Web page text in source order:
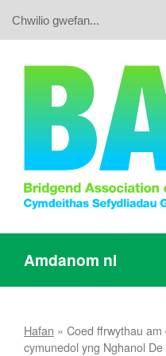
Amdanom ni
Hafan » Coed ffrwythau
cymunedol yng Nghanol De